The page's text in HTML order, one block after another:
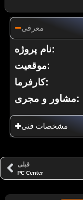
معرفی
نام پروژه:
موقعیت:
کارفرما:
مشاور و مجری:
مشخصات فنی
قبلی
PC Center